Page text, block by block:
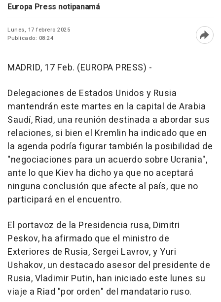
Europa Press notipanamá
Lunes, 17 febrero 2025
Publicado: 08:24
MADRID, 17 Feb. (EUROPA PRESS) -
Delegaciones de Estados Unidos y Rusia
mantendrán este martes en la capital de Arabia
Saudí, Riad, una reunión destinada a abordar sus
relaciones, si bien el Kremlin ha indicado que en
la agenda podría figurar también la posibilidad de
"negociaciones para un acuerdo sobre Ucrania",
ante lo que Kiev ha dicho ya que no aceptará
ninguna conclusión que afecte al país, que no
participará en el encuentro.
El portavoz de la Presidencia rusa, Dimitri
Peskov, ha afirmado que el ministro de
Exteriores de Rusia, Sergei Lavrov, y Yuri
Ushakov, un destacado asesor del presidente de
Rusia, Vladimir Putin, han iniciado este lunes su
viaje a Riad "por orden" del mandatario ruso.